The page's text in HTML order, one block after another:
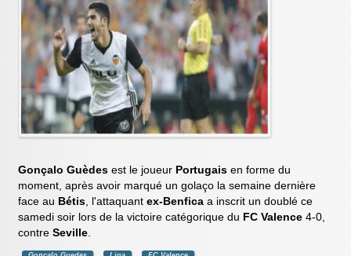
Gonçalo Guèdes est le joueur Portugais en forme du
moment, après avoir marqué un golaço la semaine dernière
face au Bétis, l'attaquantex-Benfica a inscrit un doublé ce
samedi soir lors de la victoire catégorique du FC Valence 4-0,
contreSeville.